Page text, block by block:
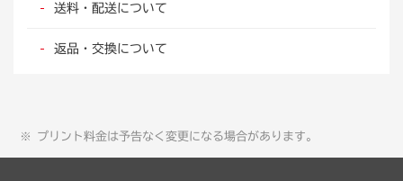
送料・配送について
返品・交換について
プリント料金は予告なく変更になる場合があります。